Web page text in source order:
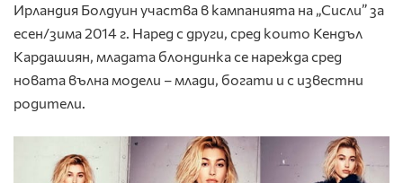
Ирландия Болдуин участва в кампанията на „Сисли” за
есен/зима 2014 г. Наред с други, сред които Кендъл
Кардашиян, младата блондинка се нарежда сред
новата вълна модели – млади, богати и с известни
родители.